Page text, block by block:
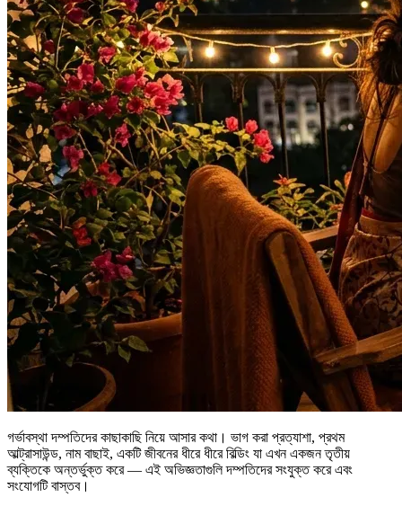
গর্ভাবস্থা দম্পতিদের কাছাকাছি নিয়ে আসার কথা। ভাগ করা প্রত্যাশা, প্রথম
আল্ট্রাসাউন্ড, নাম বাছাই, একটি জীবনের ধীরে ধীরে বিল্ডিং যা এখন একজন তৃতীয়
ব্যক্তিকে অন্তর্ভুক্ত করে — এই অভিজ্ঞতাগুলি দম্পতিদের সংযুক্ত করে এবং
সংযোগটি বাস্তব।